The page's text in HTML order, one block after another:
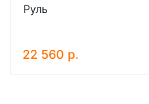
Руль
22 560 р.